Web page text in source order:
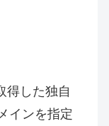
得した独自
インを指定